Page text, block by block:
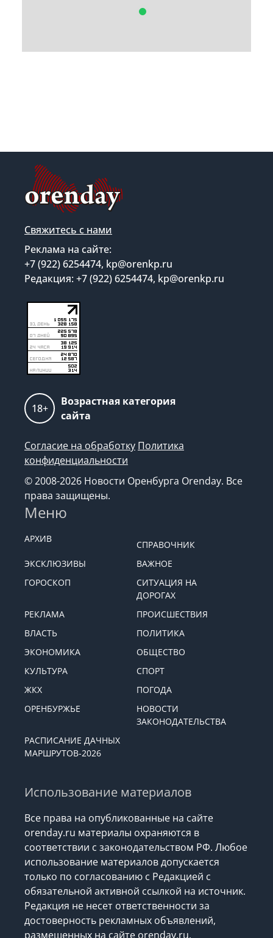
Свяжитесь с нами
Реклама на сайте:
+7 (922) 6254474, kp@orenkp.ru
Редакция: +7 (922) 6254474, kp@orenkp.ru
Согласие на обработку
конфиденциальности
© 2008-2026 Новости Оренбурга Orenday. Все
права защищены.
Меню
АРХИВ
СПРАВОЧНИК
ЭКСКЛЮЗИВЫ
ВАЖНОЕ
ДОРОГАХ
РЕКЛАМА
ПРОИСШЕСТВИЯ
ВЛАСТЬ
ПОЛИТИКА
ЭКОНОМИКА
ОБЩЕСТВО
КУЛЬТУРА
СПОРТ
ЖКХ
ПОГОДА
Использование материалов
Все права на опубликованные на сайте
orenday.ru материалы охраняются в
соответствии с законодательством РФ. Любое
использование материалов допускается
только по согласованию с Редакцией с
обязательной активной ссылкой на источник.
Редакция не несет ответственности за